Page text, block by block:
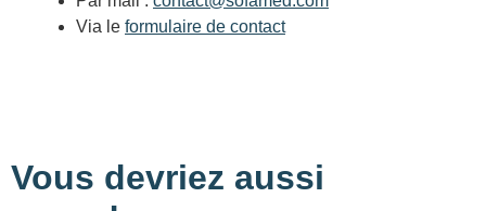
Via le formulaire de contact
Vous devriez aussi